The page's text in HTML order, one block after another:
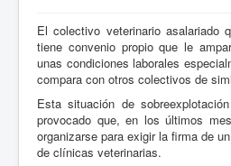
El colectivo veterinario asalariado
tiene convenio propio que le
unas condiciones laborales
compara con otros colectivos de
Esta situación de
provocado que, en los últimos
organizarse para exigir la firma de
de clínicas veterinarias.